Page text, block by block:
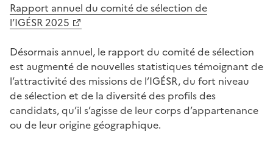
Rapport annuel du comité de sélection de
l’IGÉSR 2025
Désormais annuel, le rapport du comité de sélection
est augmenté de nouvelles statistiques témoignant de
l’attractivité des missions de l’IGÉSR, du fort niveau
de sélection et de la diversité des profils des
candidats, qu’il s’agisse de leur corps d’appartenance
ou de leur origine géographique.